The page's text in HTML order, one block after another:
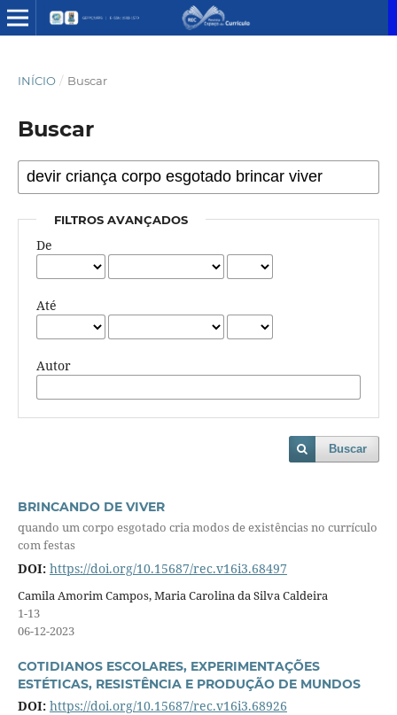
INÍCIO / Buscar
Buscar
FILTROS AVANÇADOS
De
Até
Autor
Buscar
BRINCANDO DE VIVER
quando um corpo esgotado cria modos de existências no currículo
com festas
DOI: https://doi.org/10.15687/rec.v16i3.68497
Camila Amorim Campos, Maria Carolina da Silva Caldeira
1-13
06-12-2023
COTIDIANOS ESCOLARES, EXPERIMENTAÇÕES
ESTÉTICAS, RESISTÊNCIA E PRODUÇÃO DE MUNDOS
DOI: https://doi.org/10.15687/rec.v16i3.68926